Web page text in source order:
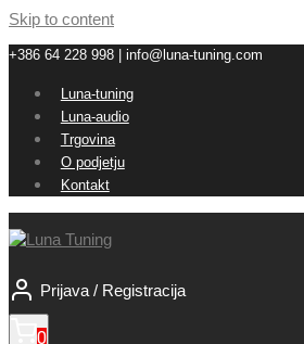
Skip to content
+386 64 228 998 | info@luna-tuning.com
Luna-tuning
Luna-audio
Trgovina
O podjetju
Kontakt
Prijava / Registracija
0